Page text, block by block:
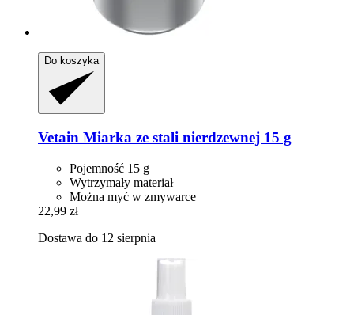
Do koszyka
Vetain Miarka ze stali nierdzewnej 15 g
Pojemność 15 g
Wytrzymały materiał
Można myć w zmywarce
22,99 zł
Dostawa do 12 sierpnia